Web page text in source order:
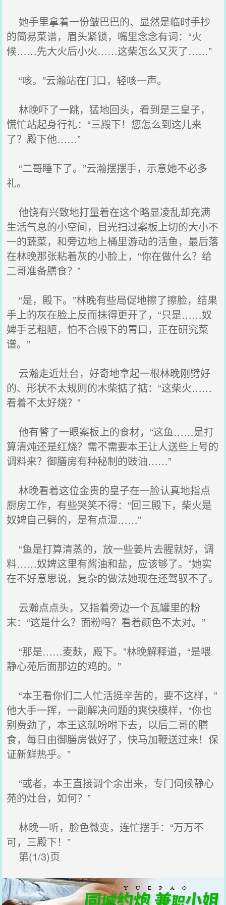
她手里拿着一份皱巴巴的、显然是临时手抄
的简易菜谱，眉头紧锁，嘴里念念有词：“火
候……先大火后小火……这柴怎么又灭了……”
“咳。”云瀚站在门口，轻咳一声。
林晚吓了一跳，猛地回头，看到是三皇子，
慌忙站起身行礼：“三殿下！您怎么到这儿来
了？殿下他……”
“二哥睡下了。”云瀚摆摆手，示意她不必多
礼。
他饶有兴致地打量着在这个略显凌乱却充满
生活气息的小空间，目光扫过案板上切的大小不
一的蔬菜，和旁边地上桶里游动的活鱼，最后落
在林晚那张粘着灰的小脸上，“你在做什么？给
二哥准备膳食？”
“是，殿下。”林晚有些局促地擦了擦脸，结果
手上的灰在脸上反而抹得更开了，“只是……奴
婢手艺粗陋，怕不合殿下的胃口，正在研究菜
谱。”
云瀚走近灶台，好奇地拿起一根林晚刚劈好
的、形状不太规则的木柴掂了掂：“这柴火……
看着不太好烧？”
他有瞥了一眼案板上的食材，“这鱼……是打
算清炖还是红烧？需不需要本王让人送些上号的
调料来？御膳房有种秘制的豉油……”
林晚看着这位金贵的皇子在一脸认真地指点
厨房工作，有些哭笑不得：“回三殿下，柴火是
奴婢自己劈的，是有点湿……”
“鱼是打算清蒸的，放一些姜片去腥就好，调
料……奴婢这里有酱油和盐，应该够了。”她实
在不好意思说，复杂的做法她现在还驾驭不了。
云瀚点点头，又指着旁边一个瓦罐里的粉
末：“这是什么？面粉吗？看着颜色不太对。”
“那是……麦麸，殿下。”林晚解释道，“是喂
静心苑后面那边的鸡的。”
“本王看你们二人忙活挺辛苦的，要不这样，”
他大手一挥，一副解决问题的爽快模样，“你也
别费劲了，本王这就吩咐下去，以后二哥的膳
食，每日由御膳房做好了，快马加鞭送过来！保
证新鲜热乎。”
“或者，本王直接调个余出来，专门伺候静心
苑的灶台，如何？”
林晚一听，脸色微变，连忙摆手：“万万不
可，三殿下！”
第(1/3)页